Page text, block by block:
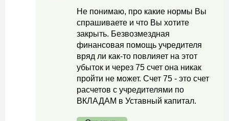
Не понимаю, про какие нормы Вы
спрашиваете и что Вы хотите
закрыть. Безвозмездная
финансовая помощь учредителя
вряд ли как-то повлияет на этот
убыток и через 75 счет она никак
пройти не может. Счет 75 - это счет
расчетов с учредителями по
ВКЛАДАМ в Уставный капитал.